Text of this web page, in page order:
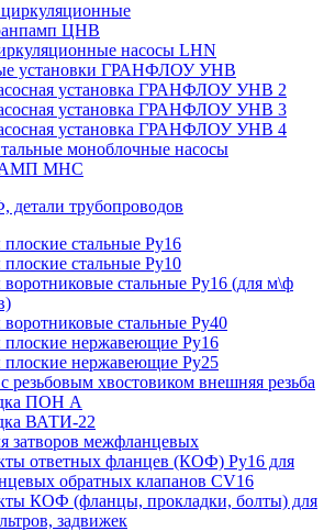
ЦНВ
насосы LHN
установки ГРАНФЛОУ УНВ
установка ГРАНФЛОУ УНВ 2
установка ГРАНФЛОУ УНВ 3
установка ГРАНФЛОУ УНВ 4
моноблочные насосы
МНС
трубопроводов
стальные Ру16
стальные Ру10
стальные Ру16 (для м\ф
стальные Ру40
нержавеющие Ру16
нержавеющие Ру25
резьбовым хвостовиком внешняя резьба
ПОН А
ВАТИ-22
затворов межфланцевых
ответных фланцев (КОФ) Ру16 для
обратных клапанов CV16
КОФ (фланцы, прокладки, болты) для
задвижек